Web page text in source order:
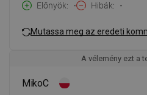
Előnyök
- Hibák -
Mutassa meg az eredeti
A vélemény ezt a
MikoC